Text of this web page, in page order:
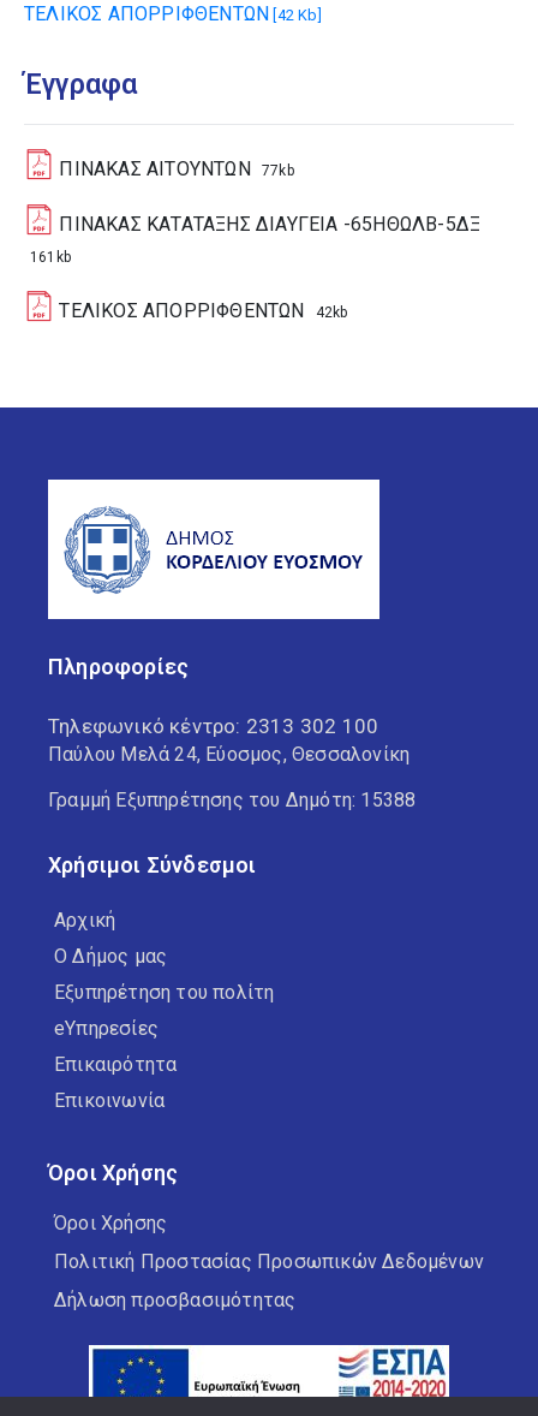
ΤΕΛΙΚΟΣ ΑΠΟΡΡΙΦΘΕΝΤΩΝ [42 Kb]
Έγγραφα
ΠΙΝΑΚΑΣ ΑΙΤΟΥΝΤΩΝ 77kb
ΠΙΝΑΚΑΣ ΚΑΤΑΤΑΞΗΣ ΔΙΑΥΓΕΙΑ -65ΗΘΩΛΒ-5ΔΞ
161kb
ΤΕΛΙΚΟΣ ΑΠΟΡΡΙΦΘΕΝΤΩΝ 42kb
Πληροφορίες
Τηλεφωνικό κέντρο: 2313 302 100
Παύλου Μελά 24, Εύοσμος, Θεσσαλονίκη
Γραμμή Εξυπηρέτησης του Δημότη: 15388
Χρήσιμοι Σύνδεσμοι
Αρχική
Ο Δήμος μας
Εξυπηρέτηση του πολίτη
eΥπηρεσίες
Επικαιρότητα
Επικοινωνία
Όροι Χρήσης
Όροι Χρήσης
Πολιτική Προστασίας Προσωπικών Δεδομένων
Δήλωση προσβασιμότητας